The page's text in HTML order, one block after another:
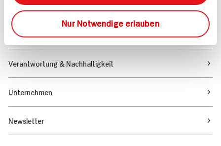
Nur Notwendige erlauben
Marktfinder
Unser Magazin
Verantwortung & Nachhaltigkeit
Unternehmen
Newsletter